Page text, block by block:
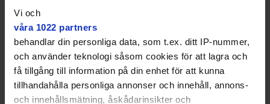
Vi och
våra 1022 partners
behandlar din personliga data, som t.ex. ditt IP-nummer,
och använder teknologi såsom cookies för att lagra och
få tillgång till information på din enhet för att kunna
tillhandahålla personliga annonser och innehåll, annons-
och innehållsmätning, åskådarinsikter och
Tog världen med storm
2024 började svenskt lösgodis att trenda på Tiktok,
och det senaste året har hashtaggen #swedishcandy
fått flera miljarder visningar på plattformen. Orkla
Snacks, bolaget som äger Bubs, utsågs av tidningen
Times till ett av de 100 mest inflytelserika företagen